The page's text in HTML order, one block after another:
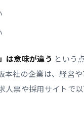
は意味が違う という
社の企業は、経営
票や採用サイトで